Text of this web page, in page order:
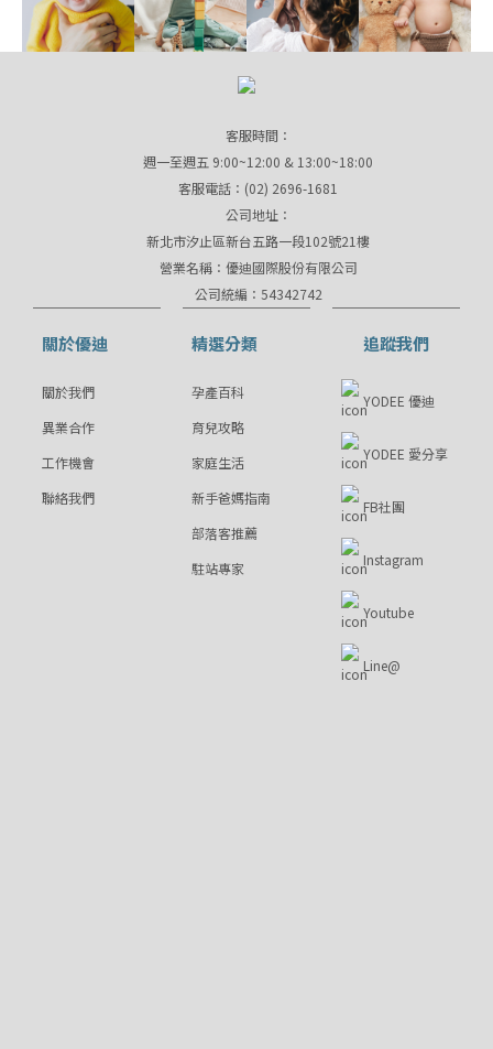
客服時間：
週一至週五 9:00~12:00 & 13:00~18:00
客服電話：(02) 2696-1681
公司地址：
新北市汐止區新台五路一段102號21樓
營業名稱：優迪國際股份有限公司
公司統編：54342742
關於優迪
關於我們
異業合作
工作機會
聯絡我們
精選分類
孕產百科
育兒攻略
家庭生活
新手爸媽指南
部落客推薦
駐站專家
追蹤我們
YODEE 優迪
YODEE 愛分享
FB社團
Instagram
Youtube
Line@